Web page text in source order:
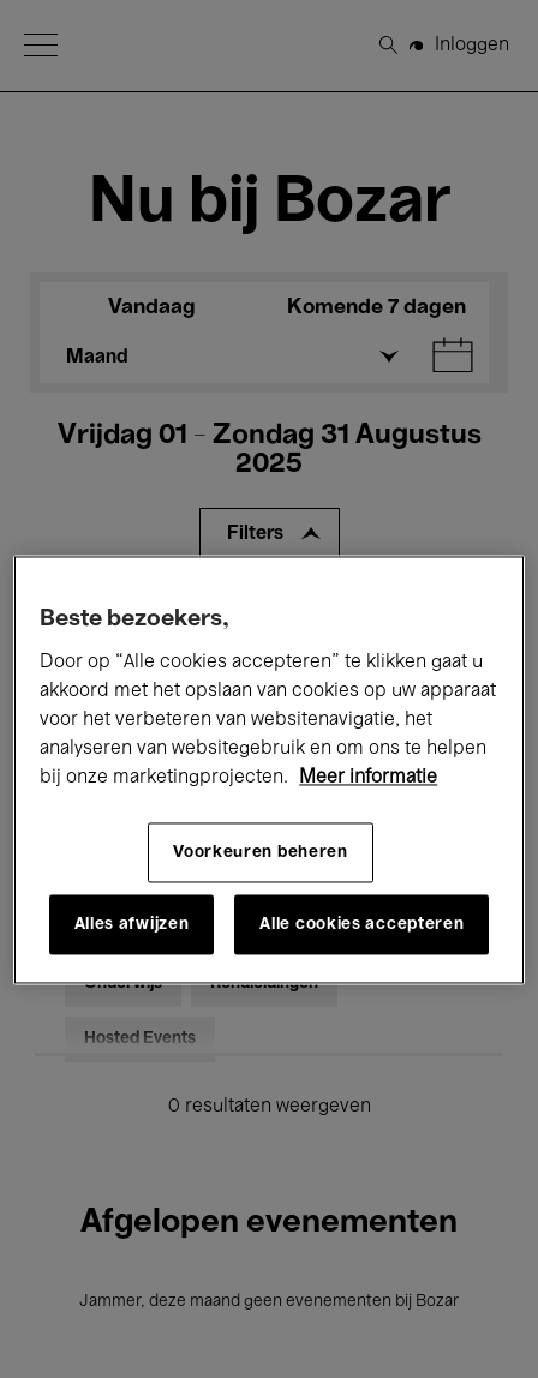
Open Menu
Zoeken
Inloggen
Nu bij Bozar
Vandaag Komende 7 dagen
Maand
Vrijdag 01 - Zondag 31 Augustus
2025
Filters
Alle evenementen
Tentoonstellingen Films
Performances Lezingen & Debatten
Jazz Klassieke Muziek Global Music
Voor iedereen Kids’ Palace
Onderwijs Rondleidingen
Hosted Events
0 resultaten weergeven
Afgelopen evenementen
Jammer, deze maand geen evenementen bij Bozar
Beste bezoekers,
Door op “Alle cookies accepteren” te klikken gaat u
akkoord met het opslaan van cookies op uw apparaat
voor het verbeteren van websitenavigatie, het
analyseren van websitegebruik en om ons te helpen
bij onze marketingprojecten.
Meer informatie
Voorkeuren beheren
Alles afwijzen Alle cookies accepteren